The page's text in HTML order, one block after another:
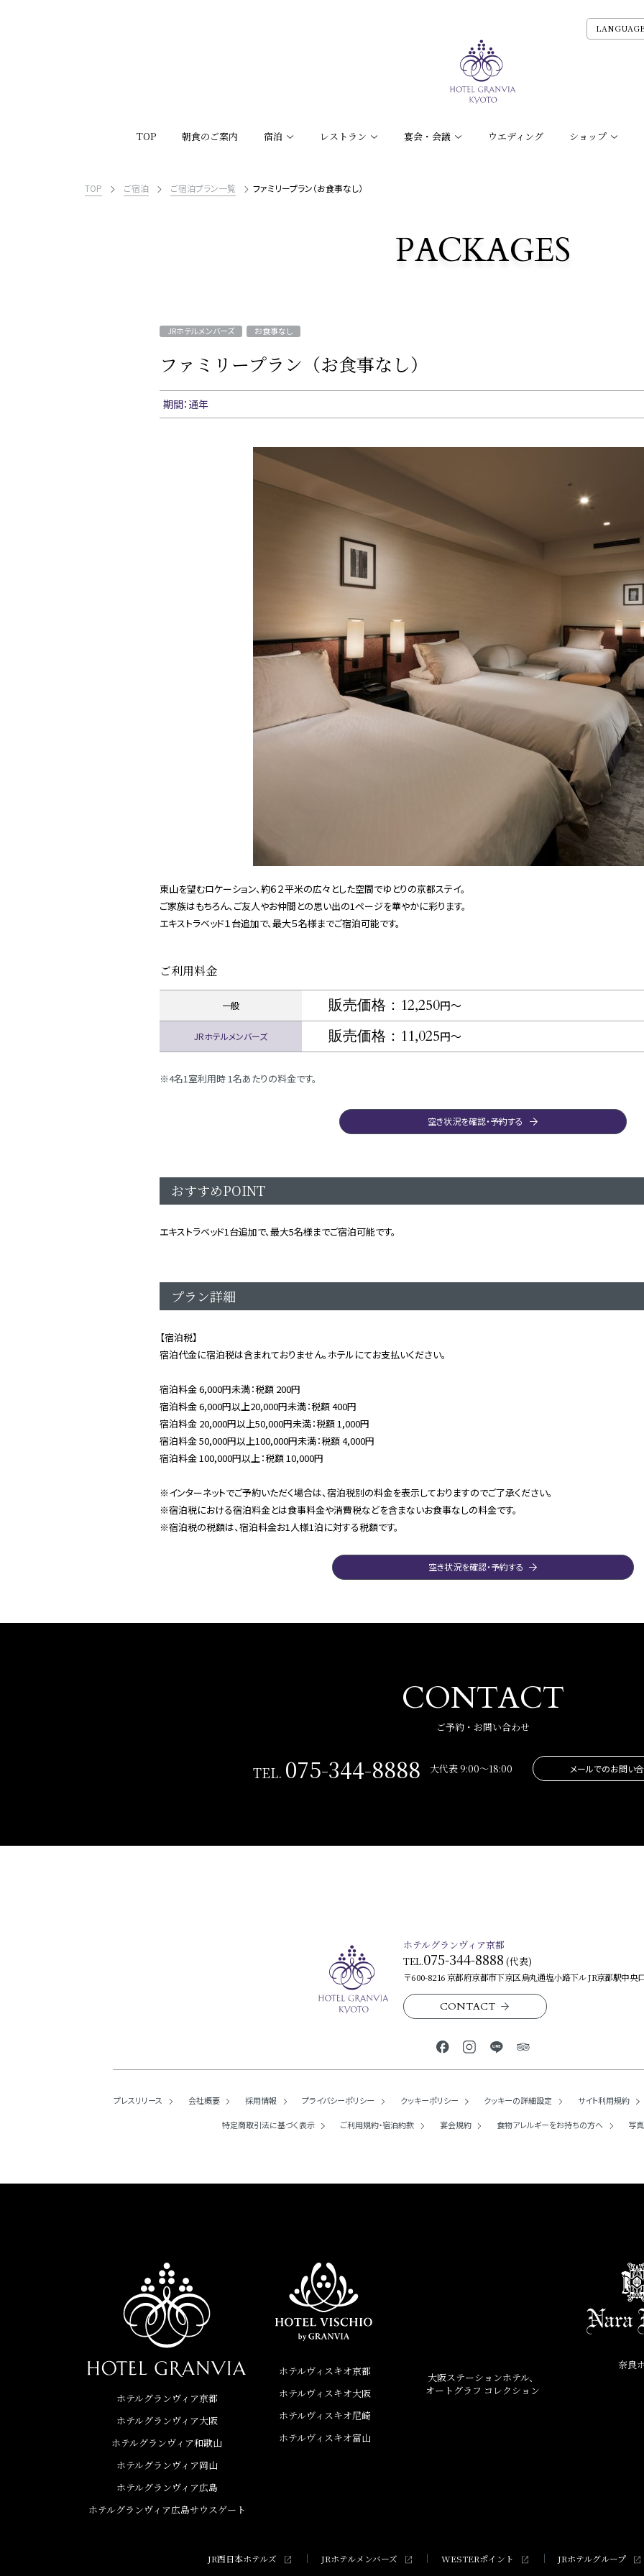
TOP 朝食のご案内 宿泊 レストラン 宴会・会議 ウエディング ショップ
宿泊プラン一覧
PACKAGES
TOP ご宿泊 ご宿泊プラン一覧 ファミリープラン（お食事なし）
ファミリープラン（お食事なし）
JRホテルメンバーズ お食事なし
期間：通年
東山を望むロケーション、約６２平米の広々とした空間でゆとりの京都ステイ。
ご家族はもちろん、ご友人やお仲間との思い出の1ページを華やかに彩ります。
エキストラベッド１台追加で、最大５名様までご宿泊可能です。
ご利用料金
一般 販売価格：12,250円～
JRホテルメンバーズ 販売価格：11,025円～
4名1室利用時 1名あたりの料金です。
空き状況を確認・予約する
おすすめPOINT
エキストラベッド1台追加で、最大5名様までご宿泊可能です。
プラン詳細
【宿泊税】
宿泊代金に宿泊税は含まれておりません。ホテルにてお支払いください。
宿泊料金 6,000円未満：税額 200円
宿泊料金 6,000円以上20,000円未満：税額 400円
宿泊料金 20,000円以上50,000円未満：税額 1,000円
宿泊料金 50,000円以上100,000円未満：税額 4,000円
宿泊料金 100,000円以上：税額 10,000円
※インターネットでご予約いただく場合は、宿泊税別の料金を表示しておりますのでご了承ください。
※宿泊税における宿泊料金とは食事料金や消費税などを含まないお食事なしの料金です。
※宿泊税の税額は、宿泊料金お1人様1泊に対する税額です。
空き状況を確認・予約する
ご予約・お問い合わせ
CONTACT
TEL. 075-344-8888 大代表 9:00～18:00 メールでのお問い
ホテルグランヴィア京都
TEL.075-344-8888 (代表)
〒600-8216 京都府京都市下京区烏丸通塩小路下ル JR京都駅中央
CONTACT
プレスリリース 会社概要 採用情報 プライバシーポリシー クッキーポリシー クッキーの詳細設定 サイト利用規約
特定商取引法に基づく表示 ご利用規約・宿泊約款 宴会規約 食物アレルギーをお持ちの方へ 写
ホテルグランヴィア京都
ホテルグランヴィア大阪
ホテルグランヴィア和歌山
ホテルグランヴィア岡山
ホテルグランヴィア広島
ホテルグランヴィア広島サウスゲート
ホテルヴィスキオ京都
ホテルヴィスキオ大阪
ホテルヴィスキオ尼崎
ホテルヴィスキオ富山
大阪ステーションホテル、
オートグラフ コレクション
奈良
JR西日本ホテルズ JRホテルメンバーズ WESTERポイント JRホテルグループ